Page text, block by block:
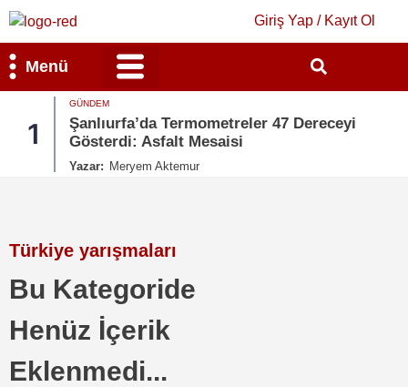
Giriş Yap / Kayıt Ol
Menü
1
GÜNDEM
Şanlıurfa’da Termometreler 47 Dereceyi
Gösterdi: Asfalt Mesaisi
Yazar: Meryem Aktemur
Türkiye yarışmaları
Bu Kategoride
Henüz İçerik
Eklenmedi...